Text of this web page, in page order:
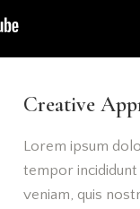
Creative
Lorem ipsum
tempor incididunt
veniam, quis